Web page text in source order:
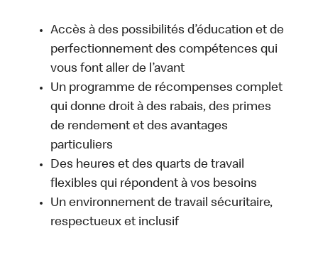
Accès à des possibilités d’éducation et de
perfectionnement des compétences qui
vous font aller de l’avant
Un programme de récompenses complet
qui donne droit à des rabais, des primes
de rendement et des avantages
particuliers
Des heures et des quarts de travail
flexibles qui répondent à vos besoins
Un environnement de travail sécuritaire,
respectueux et inclusif